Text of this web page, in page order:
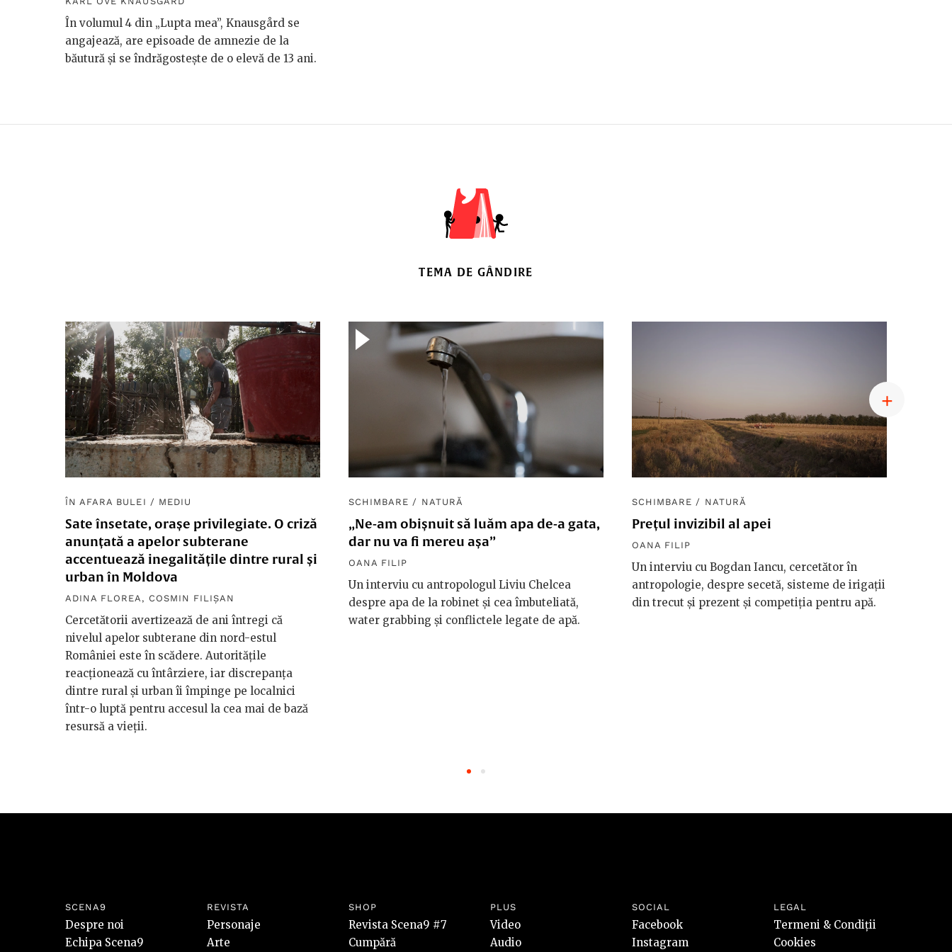
În volumul 4 din „Lupta mea”, Knausgård se
angajează, are episoade de amnezie de la
băutură și se îndrăgostește de o elevă de 13 ani.
TEMA DE GÂNDIRE
ÎN AFARA BULEI / MEDIU
Sate însetate, orașe privilegiate. O criză
anunțată a apelor subterane
accentuează inegalitățile dintre rural și
urban în Moldova
ADINA FLOREA , COSMIN FILIȘAN
Cercetătorii avertizează de ani întregi că
nivelul apelor subterane din nord-estul
României este în scădere. Autoritățile
reacționează cu întârziere, iar discrepanța
dintre rural și urban îi împinge pe localnici
într-o luptă pentru accesul la cea mai de bază
resursă a vieții.
SCHIMBARE / NATURĂ
„Ne-am obișnuit să luăm apa de-a gata,
dar nu va fi mereu așa”
OANA FILIP
Un interviu cu antropologul Liviu Chelcea
despre apa de la robinet și cea îmbuteliată,
water grabbing și conflictele legate de apă.
SCHIMBARE / NATURĂ
Prețul invizibil al apei
OANA FILIP
Un interviu cu Bogdan Iancu, cercetător în
antropologie, despre secetă, sisteme de irigații
din trecut și prezent și competiția pentru apă.
SCENA9
Despre noi
Echipa Scena9
REVISTA
Personaje
Arte
SHOP
Revista Scena9 #7
Cumpără
PLUS
Video
Audio
SOCIAL
Facebook
Instagram
LEGAL
Termeni & Condiții
Cookies